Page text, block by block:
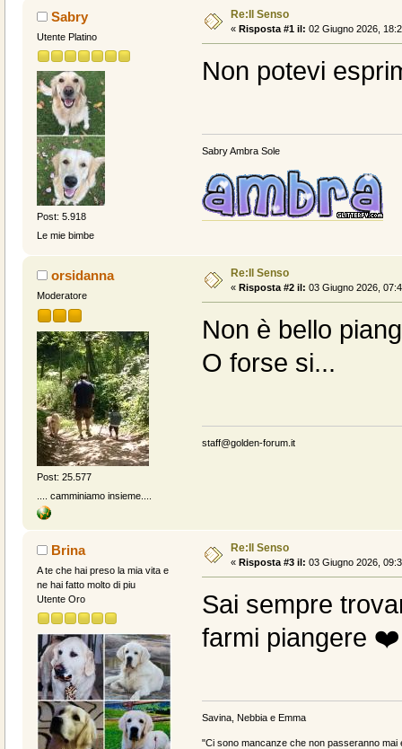
Sabry
Utente Platino
Post: 5.918
Le mie bimbe
Re:Il Senso
« Risposta #1 il: 02 Giugno 2026,
Non potevi
Sabry Ambra Sole
orsidanna
Moderatore
Post: 25.577
.... camminiamo insieme....
Re:Il Senso
« Risposta #2 il: 03 Giugno 2026,
Non è bello
O forse si...
staff@golden-forum.it
Brina
A te che hai preso la mia vita e
ne hai fatto molto di piu
Utente Oro
Re:Il Senso
« Risposta #3 il: 03 Giugno 2026,
Sai sempre
farmi piangere ❤️
Savina, Nebbia e Emma
"Ci sono mancanze che non passeranno